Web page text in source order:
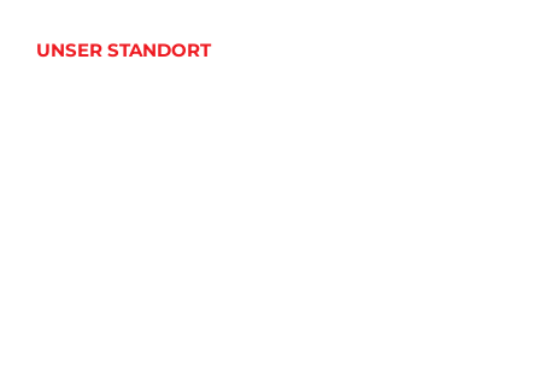
UNSER STANDORT